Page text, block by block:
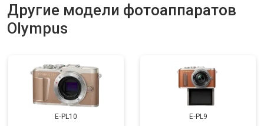
Другие модели фотоаппаратов
Olympus
E‑PL10 E‑PL9